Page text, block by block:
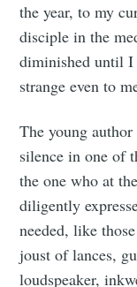
the year, to my
disciple in the
diminished until I
strange even to
The young
silence in one of
the one who at
diligently
needed, like
joust of lances,
loudspeaker,